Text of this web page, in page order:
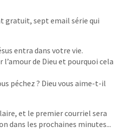
gratuit, sept email série qui
entra dans votre vie.
l’amour de Dieu et pourquoi cela
péchez ? Dieu vous aime-t-il
et le premier courriel sera
dans les prochaines minutes...